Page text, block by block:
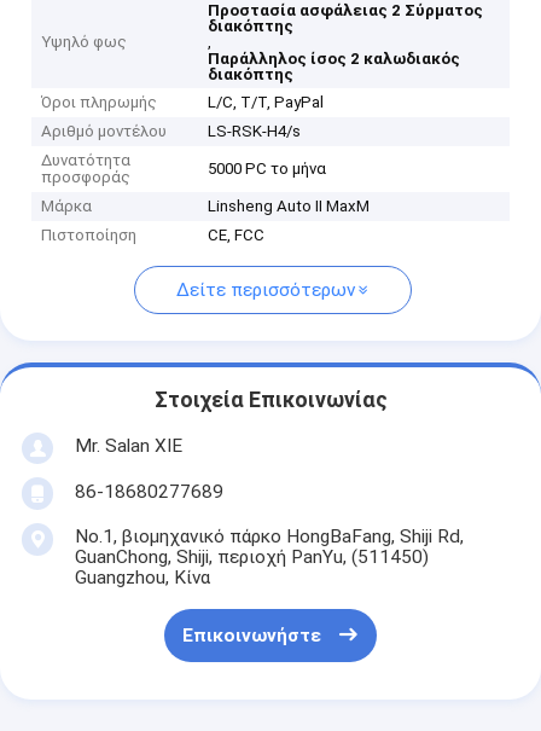
Υψηλό φως
Προστασία ασφάλειας 2 Σύρματος
διακόπτης
,
Παράλληλος ίσος 2 καλωδιακός
διακόπτης
Όροι πληρωμής
L/C, T/T, PayPal
Αριθμό μοντέλου
LS-RSK-H4/s
Δυνατότητα
προσφοράς
5000 PC το μήνα
Μάρκα
Linsheng Auto II MaxM
Πιστοποίηση
CE, FCC
Δείτε περισσότερων
Στοιχεία Επικοινωνίας
Mr. Salan XIE
86-18680277689
No.1, βιομηχανικό πάρκο HongBaFang, Shiji Rd,
GuanChong, Shiji, περιοχή PanYu, (511450)
Guangzhou, Κίνα
Επικοινωνήστε